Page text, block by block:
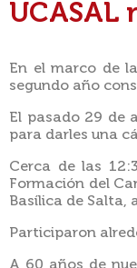
UCASAL
En el marco de
segundo año
El pasado 29 de
para darles una
Cerca de las
Formación del
Basílica de Salta,
Participaron